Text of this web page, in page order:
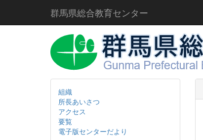
群馬県総合教育センター
組織
所長あいさつ
アクセス
要覧
電子版センターだより